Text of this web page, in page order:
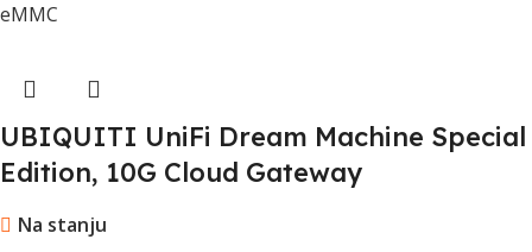
eMMC
UBIQUITI UniFi Dream Machine Special
Edition, 10G Cloud Gateway
Na stanju